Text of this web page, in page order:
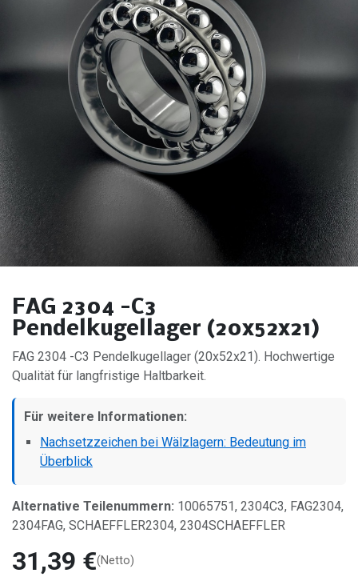
FAG 2304 -C3
Pendelkugellager (20x52x21)
FAG 2304 -C3 Pendelkugellager (20x52x21). Hochwertige
Qualität für langfristige Haltbarkeit.
Für weitere Informationen:
Nachsetzzeichen bei Wälzlagern: Bedeutung im
Überblick
Alternative Teilenummern: 10065751, 2304C3, FAG2304,
2304FAG, SCHAEFFLER2304, 2304SCHAEFFLER
31,39 €(Netto)